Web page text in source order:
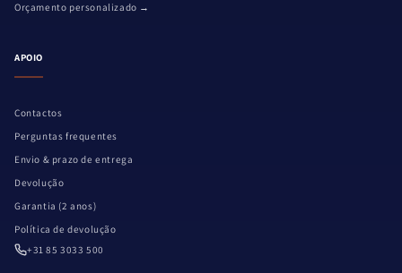
Orçamento personalizado →
APOIO
Contactos
Perguntas frequentes
Envio & prazo de entrega
Devolução
Garantia (2 anos)
Política de devolução
+31 85 3033 500